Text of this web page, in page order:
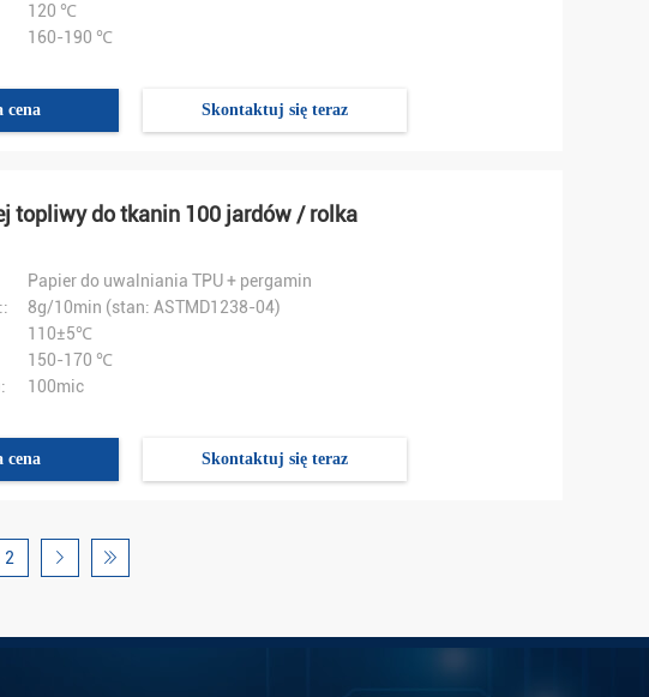
120 ℃
160-190 ℃
cena Skontaktuj się teraz
topliwy do tkanin 100 jardów / rolka
Papier do uwalniania TPU + pergamin
8g/10min (stan: ASTMD1238-04)
110±5℃
150-170 ℃
100mic
cena Skontaktuj się teraz
2